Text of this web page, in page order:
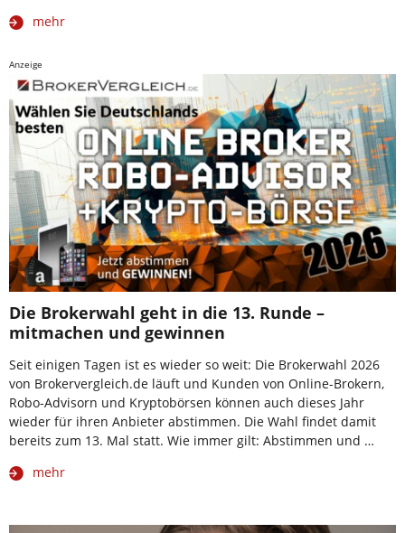
mehr
Anzeige
Die Brokerwahl geht in die 13. Runde –
mitmachen und gewinnen
Seit einigen Tagen ist es wieder so weit: Die Brokerwahl 2026
von Brokervergleich.de läuft und Kunden von Online-Brokern,
Robo-Advisorn und Kryptobörsen können auch dieses Jahr
wieder für ihren Anbieter abstimmen. Die Wahl findet damit
bereits zum 13. Mal statt. Wie immer gilt: Abstimmen und …
mehr